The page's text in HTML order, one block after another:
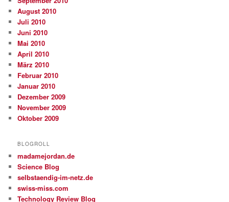
August 2010
Juli 2010
Juni 2010
Mai 2010
April 2010
März 2010
Februar 2010
Januar 2010
Dezember 2009
November 2009
Oktober 2009
BLOGROLL
madamejordan.de
Science Blog
selbstaendig-im-netz.de
swiss-miss.com
Technology Review Blog